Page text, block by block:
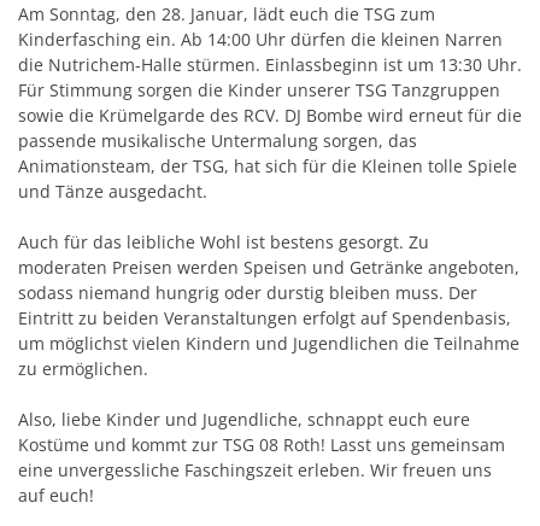
Am Sonntag, den 28. Januar, lädt euch die TSG zum
Kinderfasching ein. Ab 14:00 Uhr dürfen die kleinen Narren
die Nutrichem-Halle stürmen. Einlassbeginn ist um 13:30 Uhr.
Für Stimmung sorgen die Kinder unserer TSG Tanzgruppen
sowie die Krümelgarde des RCV. DJ Bombe wird erneut für die
passende musikalische Untermalung sorgen, das
Animationsteam, der TSG, hat sich für die Kleinen tolle Spiele
und Tänze ausgedacht.
Auch für das leibliche Wohl ist bestens gesorgt. Zu
moderaten Preisen werden Speisen und Getränke angeboten,
sodass niemand hungrig oder durstig bleiben muss. Der
Eintritt zu beiden Veranstaltungen erfolgt auf Spendenbasis,
um möglichst vielen Kindern und Jugendlichen die Teilnahme
zu ermöglichen.
Also, liebe Kinder und Jugendliche, schnappt euch eure
Kostüme und kommt zur TSG 08 Roth! Lasst uns gemeinsam
eine unvergessliche Faschingszeit erleben. Wir freuen uns
auf euch!